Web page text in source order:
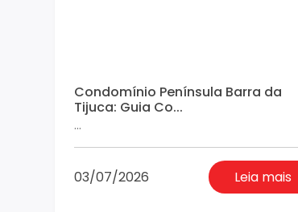
Condomínio Península Barra da
Tijuca: Guia Co...
...
03/07/2026 Leia mais